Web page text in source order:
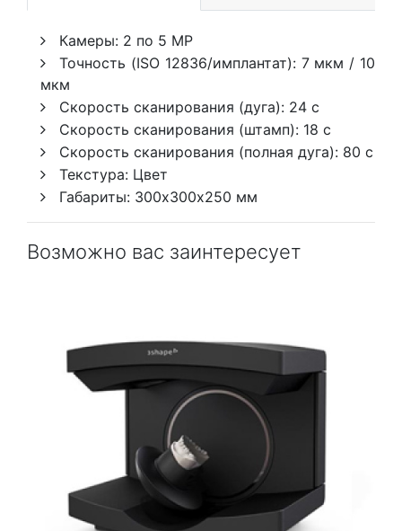
Камеры: 2 по 5 MP
Точность (ISO 12836/имплантат): 7 мкм / 10
мкм
Скорость сканирования (дуга): 24 с
Скорость сканирования (штамп): 18 с
Скорость сканирования (полная дуга): 80 с
Текстура: Цвет
Габариты: 300х300х250 мм
Возможно вас заинтересует